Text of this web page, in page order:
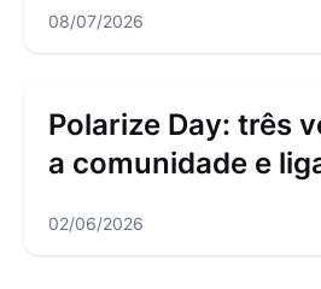
08/07/2026
Polarize Day: três
a comunidade e
02/06/2026